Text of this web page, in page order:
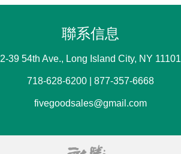
聯系信息
2-39 54th Ave., Long Island City, NY 11101
718-628-6200 | 877-357-6668
fivegoodsales@gmail.com